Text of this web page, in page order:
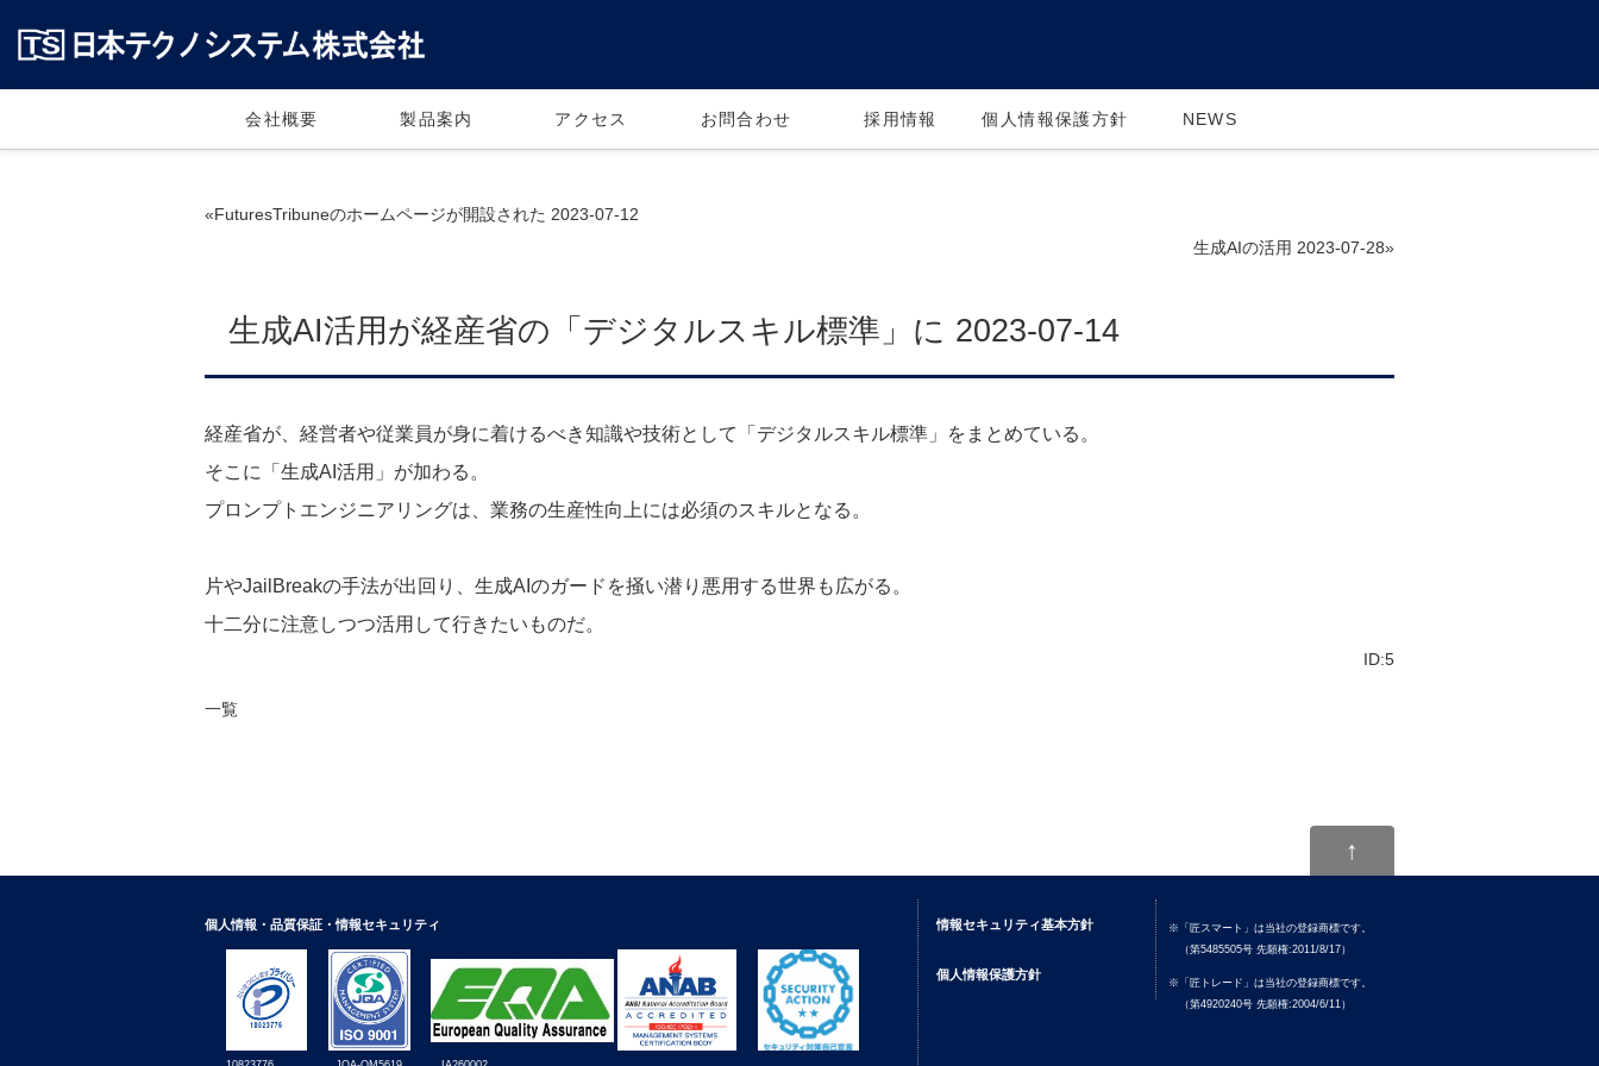
会社概要 製品案内 アクセス お問合わせ 採用情報 個人情報保護方針 NEWS
«FuturesTribuneのホームページが開設された 2023-07-12
生成AIの活用 2023-07-28»
生成AI活用が経産省の「デジタルスキル標準」に 2023-07-14
経産省が、経営者や従業員が身に着けるべき知識や技術として「デジタルスキル標準」をまとめている。
そこに「生成AI活用」が加わる。
プロンプトエンジニアリングは、業務の生産性向上には必須のスキルとなる。
片やJailBreakの手法が出回り、生成AIのガードを掻い潜り悪用する世界も広がる。
十二分に注意しつつ活用して行きたいものだ。
ID:5
一覧
↑
個人情報・品質保証・情報セキュリティ 情報セキュリティ基本方針
個人情報保護方針
※「匠スマート」は当社の登録商標です。
（第5485505号 先願権:2011/8/17）
※「匠トレード」は当社の登録商標です。
（第4920240号 先願権:2004/6/11）